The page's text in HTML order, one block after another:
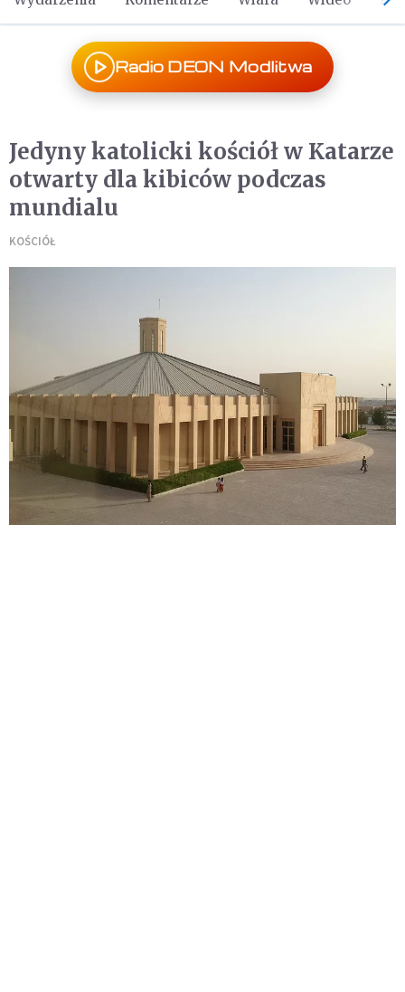
Radio DEON Modlitwa
Jedyny katolicki kościół w Katarze
otwarty dla kibiców podczas
mundialu
KOŚCIÓŁ